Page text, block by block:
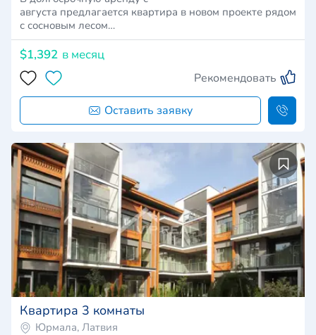
августа предлагается квартира в новом проекте рядом
с сосновым лесом…
$1,392 в месяц
Рекомендовать
Оставить заявку
Квартира 3 комнаты
Юрмала, Латвия